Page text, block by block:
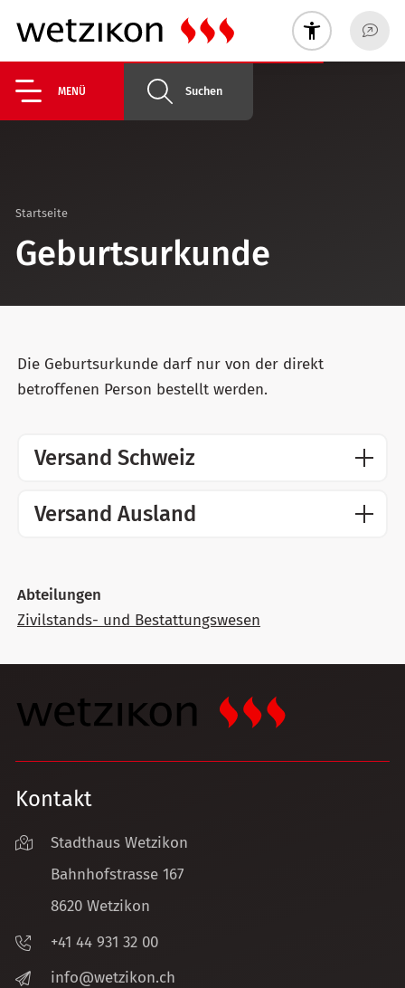
MENÜ Suchen
Startseite
Geburtsurkunde
Die Geburtsurkunde darf nur von der direkt
betroffenen Person bestellt werden.
Versand Schweiz
Versand Ausland
Abteilungen
Zivilstands- und Bestattungswesen
Kontakt
Stadthaus Wetzikon
Bahnhofstrasse 167
8620 Wetzikon
+41 44 931 32 00
nf
w tz k n ch